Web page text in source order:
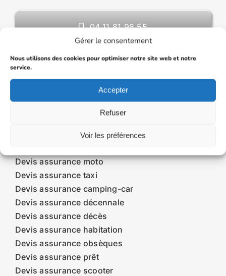
Gérer le consentement
Nous utilisons des cookies pour optimiser notre site web et notre
service.
Accepter
Refuser
Voir les préférences
04 11 81 98 55
le Journal de l'assurance
une assurance VTC moins chère en
Devis assurance
Devis assurance auto
Devis assurance moto
Devis assurance taxi
Devis assurance camping-car
Devis assurance décennale
Devis assurance décès
Devis assurance habitation
Devis assurance obsèques
Devis assurance prêt
Devis assurance scooter